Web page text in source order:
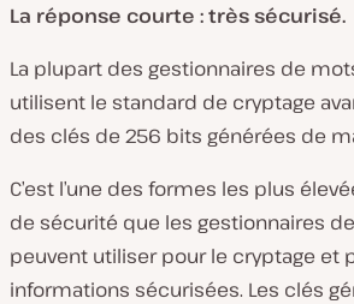
La réponse courte : très sécurisé.
La plupart des gestionnaires de
utilisent le standard de cryptage
des clés de 256 bits générées de
C’est l’une des formes les plus
de sécurité que les gestionnaires
peuvent utiliser pour le cryptage et
informations sécurisées. Les clés